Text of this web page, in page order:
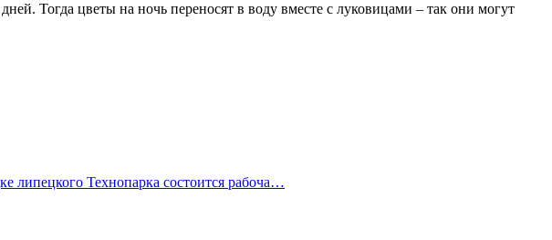
Тогда цветы на ночь переносят в воду вместе с луковицами – так они могут
липецкого Технопарка состоится рабоча…